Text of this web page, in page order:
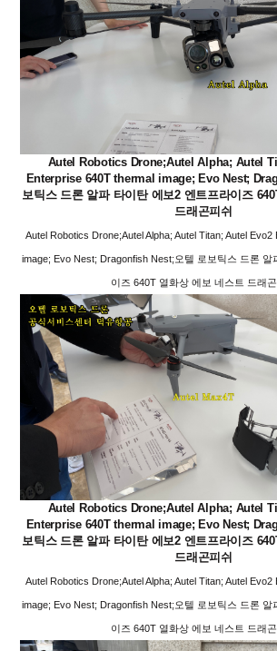
Autel Robotics Drone;Autel Alpha; Autel
Enterprise 640T thermal image; Evo Nest;
보틱스 드론 알파 타이탄 에보2 엔트프라이즈
드래곤피쉬
Autel Robotics Drone;Autel Alpha; Autel Titan; Autel Evo2
image; Evo Nest; Dragonfish Nest;오텔 로보틱스 드론 알
이즈 640T 열화상 에보 네스트 드래곤
Autel Robotics Drone;Autel Alpha; Autel
Enterprise 640T thermal image; Evo Nest;
보틱스 드론 알파 타이탄 에보2 엔트프라이즈
드래곤피쉬
Autel Robotics Drone;Autel Alpha; Autel Titan; Autel
image; Evo Nest; Dragonfish Nest;오텔 로보틱스 드론 알
이즈 640T 열화상 에보 네스트 드래